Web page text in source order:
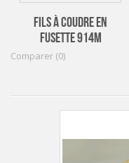
FILS À COUDRE EN
FUSETTE 914M
Comparer (0)